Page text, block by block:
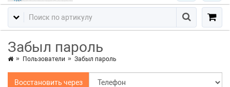
Забыл пароль
Пользователи Забыл пароль
Восстановить через